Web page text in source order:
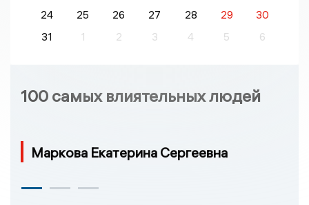
24
25 26 27 28 29
30
31
1 2 3 4 5 6
100 самых влиятельных людей
Маркова Екатерина Сергеевна